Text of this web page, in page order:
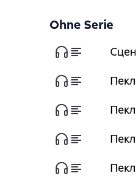
Ohne Serie